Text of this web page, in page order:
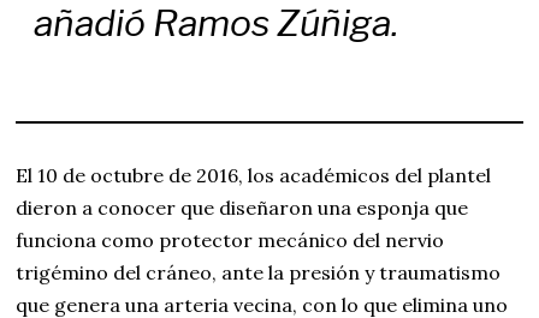
añadió Ramos Zúñiga.
El 10 de octubre de 2016, los académicos del plantel
dieron a conocer que diseñaron una esponja que
funciona como protector mecánico del nervio
trigémino del cráneo, ante la presión y traumatismo
que genera una arteria vecina, con lo que elimina uno